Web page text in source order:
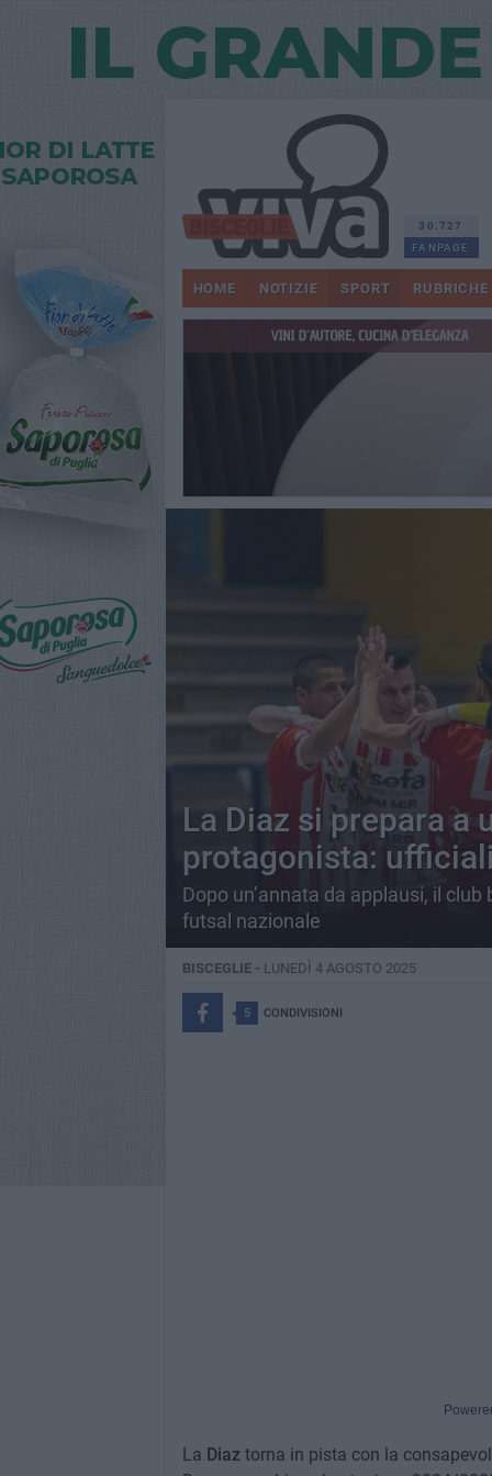
30.727
FANPAGE
HOME NOTIZIE SPORT RUBRICHE
La Diaz si prepara a
protagonista:
Dopo un’annata da applausi, il
futsal nazionale
BISCEGLIE - LUNEDÌ 4 AGOSTO 2025
5 CONDIVISIONI
La Diaztorna in pista con la